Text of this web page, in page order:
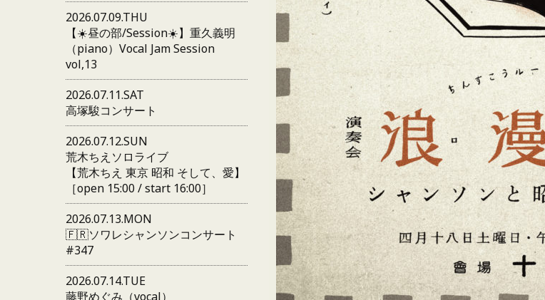
2026.07.09.THU
【☀️昼の部/Session☀️】重久義明
（piano）Vocal Jam Session
vol,13
2026.07.11.SAT
高塚駿コンサート
2026.07.12.SUN
荒木ちえソロライブ
【荒木ちえ 東京 昭和 そして、愛】
［open 15:00 / start 16:00］
2026.07.13.MON
🇫🇷ソワレシャンソンコンサート
#347
2026.07.14.TUE
藤野めぐみ（vocal）